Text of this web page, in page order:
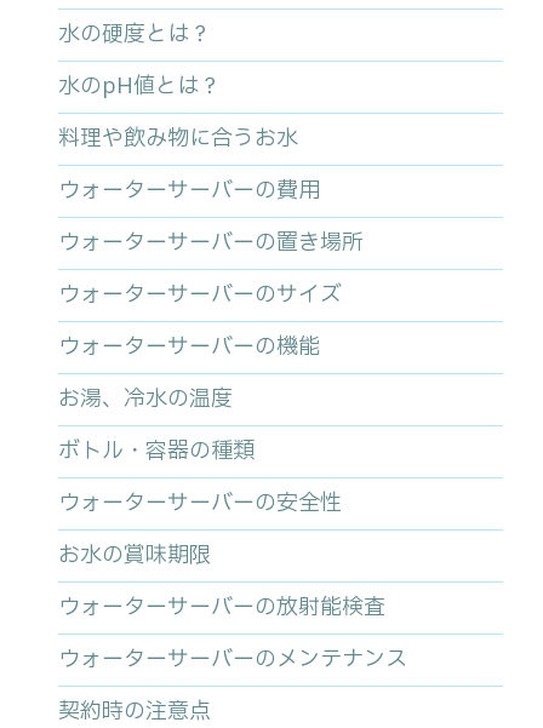
水の硬度とは？
水のpH値とは？
料理や飲み物に合うお水
ウォーターサーバーの費用
ウォーターサーバーの置き場所
ウォーターサーバーのサイズ
ウォーターサーバーの機能
お湯、冷水の温度
ボトル・容器の種類
ウォーターサーバーの安全性
お水の賞味期限
ウォーターサーバーの放射能検査
ウォーターサーバーのメンテナンス
契約時の注意点